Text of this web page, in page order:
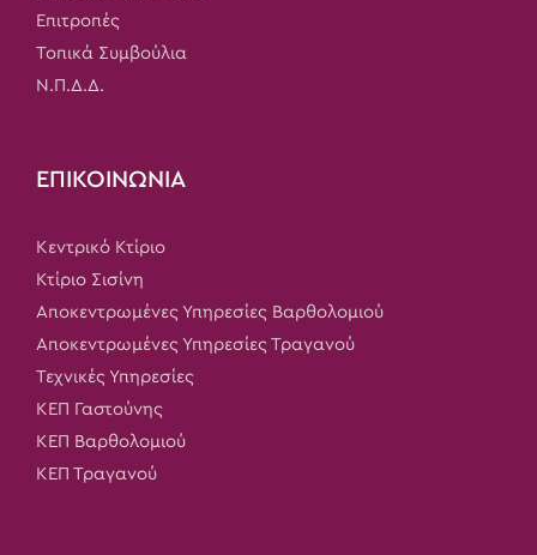
Επιτροπές
Τοπικά Συμβούλια
Ν.Π.Δ.Δ.
ΕΠΙΚΟΙΝΩΝΙΑ
Κεντρικό Κτίριο
Κτίριο Σισίνη
Αποκεντρωμένες Υπηρεσίες Βαρθολομιού
Αποκεντρωμένες Υπηρεσίες Τραγανού
Τεχνικές Υπηρεσίες
ΚΕΠ Γαστούνης
ΚΕΠ Βαρθολομιού
ΚΕΠ Τραγανού